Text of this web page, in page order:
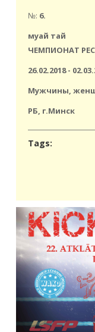
№: 6.
муай тай
ЧЕМПИОНАТ
26.02.2018 -
Мужчины,
РБ, г.Минск
Tags: